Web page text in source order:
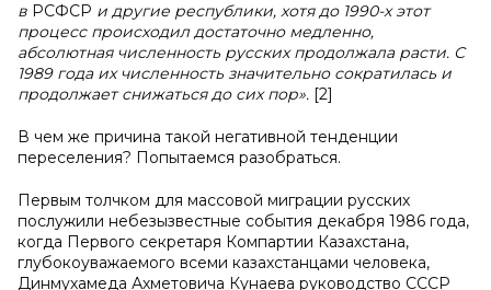
в РСФСР и другие республики, хотя до 1990-х этот
процесс происходил достаточно медленно,
абсолютная численность русских продолжала расти. С
1989 года их численность значительно сократилась и
продолжает снижаться до сих пор». [2]
В чем же причина такой негативной тенденции
переселения? Попытаемся разобраться.
Первым толчком для массовой миграции русских
послужили небезызвестные события декабря 1986 года,
когда Первого секретаря Компартии Казахстана,
глубокоуважаемого всеми казахстанцами человека,
Динмухамеда Ахметовича Кунаева руководство СССР